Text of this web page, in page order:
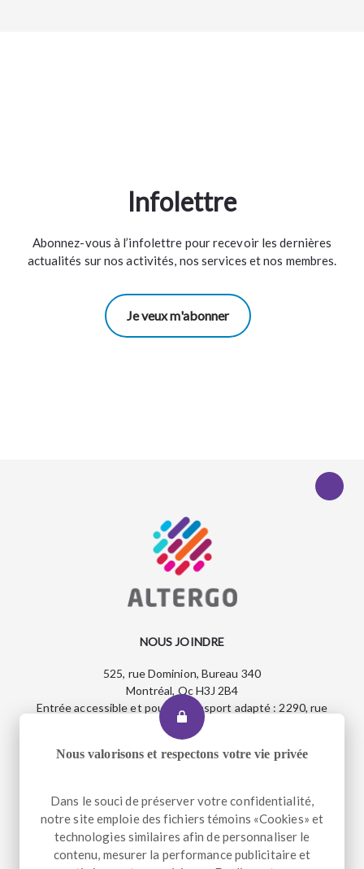
Infolettre
Abonnez-vous à l’infolettre pour recevoir les dernières
actualités sur nos activités, nos services et nos membres.
Je veux m'abonner
NOUS JOINDRE
525, rue Dominion, Bureau 340
Montréal, Qc H3J 2B4
Entrée accessible et pour le transport adapté : 2290, rue
Workman
Télécopieur
+1 514 933-9384
Courriel
info@altergo.ca
Nous valorisons et respectons votre vie privée
Dans le souci de préserver votre confidentialité,
notre site emploie des fichiers témoins «Cookies» et
technologies similaires afin de personnaliser le
contenu, mesurer la performance publicitaire et